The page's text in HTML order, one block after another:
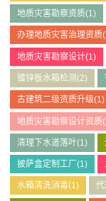
地质灾害勘察资质(1)
办理地质灾害治理资质
地质灾害勘察设计(1)
镀锌板水箱检测 (2)
古建筑二级资质升级(1)
地质灾害勘察设计资质
清理下水道落叶(1)
披萨盒定制工厂 (1)
水箱清洗消毒(1)